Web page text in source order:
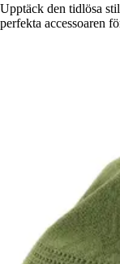
Upptäck den tidlösa
perfekta accessoaren